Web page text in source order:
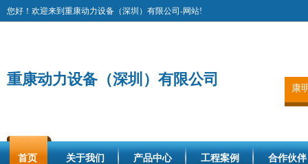
您好！欢迎来到重康动力设备（深圳）有限公司-网站!
重康动力设备（深圳）有限公司
康
首页 关于我们 产品中心 工程案例 合作伙伴